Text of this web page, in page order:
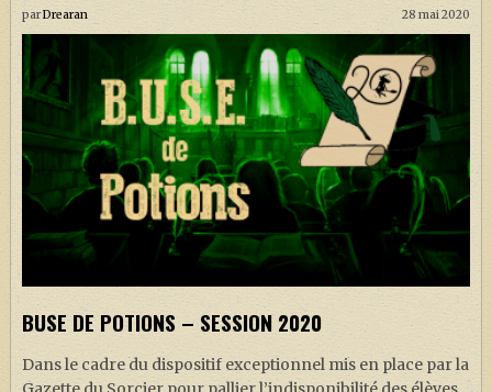
parDrearan 28 mai 2020
BUSE DE POTIONS – SESSION 2020
Dans le cadre du dispositif exceptionnel mis en place par la